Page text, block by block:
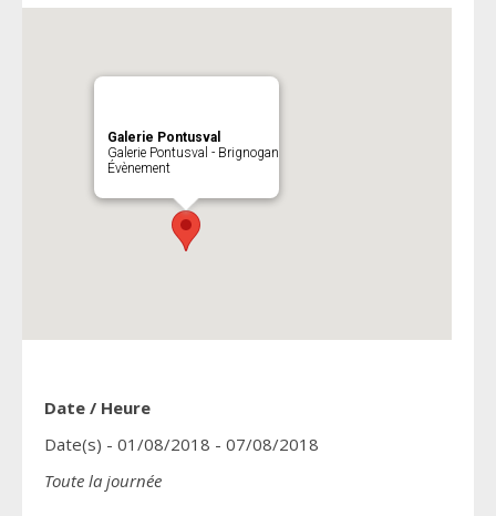
Galerie Pontusval
Galerie Pontusval - Brignogan
Évènement
Date / Heure
Date(s) - 01/08/2018 - 07/08/2018
Toute la journée